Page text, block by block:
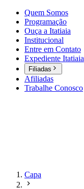
Quem Somos
Programação
Ouça a Itatiaia
Institucional
Entre em Contato
Expediente Itatiaia
Filiadas
Afiliadas
Trabalhe Conosco
Capa